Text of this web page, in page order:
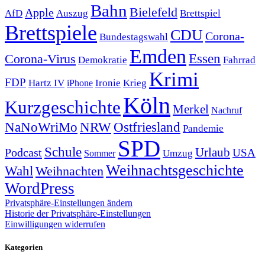
AfD Apple Auszug Bahn Bielefeld Brettspiel
Brettspiele Bundestagswahl CDUCorona-
Corona-Virus Demokratie Emden Essen Fahrrad
FDP Hartz IV iPhone Ironie Krieg Krimi
KurzgeschichteKöln Merkel Nachruf
NaNoWriMo NRWOstfriesland Pandemie
Podcast Schule Sommer SPD Umzug Urlaub USA
Wahl Weihnachten Weihnachtsgeschichte
WordPress
Privatsphäre-Einstellungen ändern
Historie der Privatsphäre-Einstellungen
Einwilligungen widerrufen
Kategorien